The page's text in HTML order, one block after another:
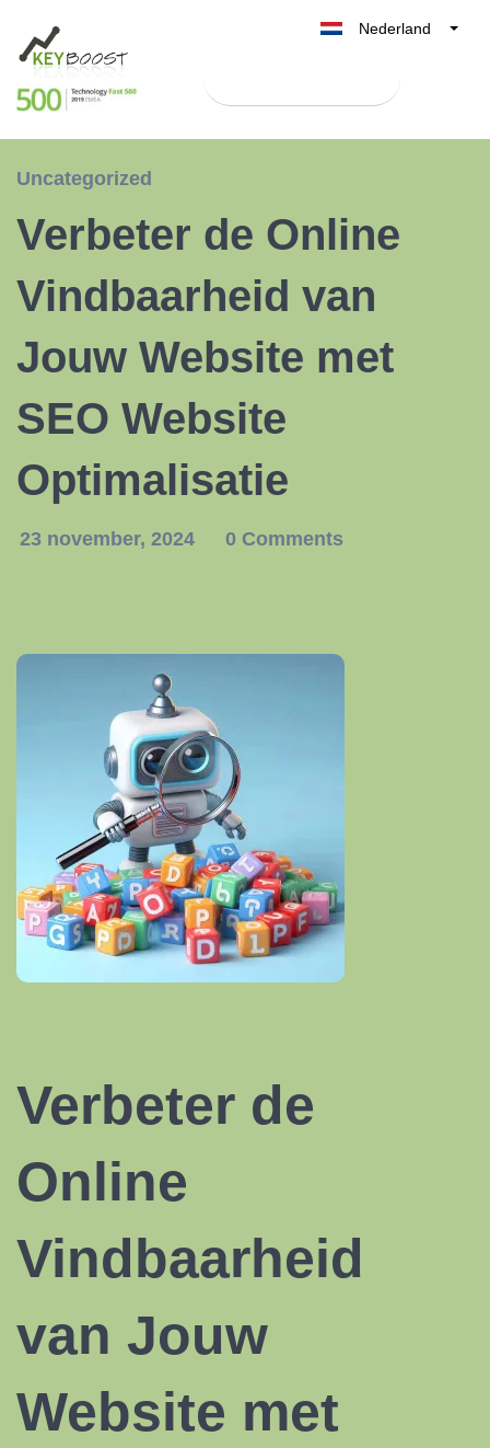
Nederland
België
España
Uncategorized
Verbeter de Online
Vindbaarheid van
Jouw Website met
SEO Website
Optimalisatie
23 november, 2024 0 Comments
Verbeter de
Online
Vindbaarheid
van Jouw
Website met